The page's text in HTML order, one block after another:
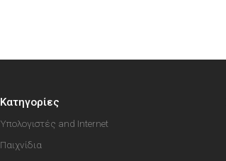
Κατηγορίες
Υπολογιστές and Internet
Παιχνίδια